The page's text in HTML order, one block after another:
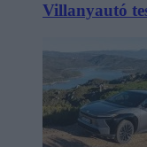
Villanyautó